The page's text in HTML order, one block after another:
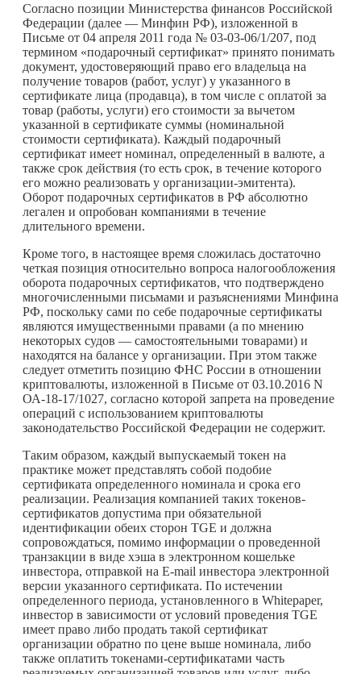
Согласно позиции Министерства финансов Российской
Федерации (далее — Минфин РФ), изложенной в
Письме от 04 апреля 2011 года № 03-03-06/1/207, под
термином «подарочный сертификат» принято понимать
документ, удостоверяющий право его владельца на
получение товаров (работ, услуг) у указанного в
сертификате лица (продавца), в том числе с оплатой за
товар (работы, услуги) его стоимости за вычетом
указанной в сертификате суммы (номинальной
стоимости сертификата). Каждый подарочный
сертификат имеет номинал, определенный в валюте, а
также срок действия (то есть срок, в течение которого
его можно реализовать у организации-эмитента).
Оборот подарочных сертификатов в РФ абсолютно
легален и опробован компаниями в течение
длительного времени.
Кроме того, в настоящее время сложилась достаточно
четкая позиция относительно вопроса налогообложения
оборота подарочных сертификатов, что подтверждено
многочисленными письмами и разъяснениями Минфина
РФ, поскольку сами по себе подарочные сертификаты
являются имущественными правами (а по мнению
некоторых судов — самостоятельными товарами) и
находятся на балансе у организации. При этом также
следует отметить позицию ФНС России в отношении
криптовалюты, изложенной в Письме от 03.10.2016 N
ОА-18-17/1027, согласно которой запрета на проведение
операций с использованием криптовалюты
законодательство Российской Федерации не содержит.
Таким образом, каждый выпускаемый токен на
практике может представлять собой подобие
сертификата определенного номинала и срока его
реализации. Реализация компанией таких токенов-
сертификатов допустима при обязательной
идентификации обеих сторон TGE и должна
сопровождаться, помимо информации о проведенной
транзакции в виде хэша в электронном кошельке
инвестора, отправкой на E-mail инвестора электронной
версии указанного сертификата. По истечении
определенного периода, установленного в Whitepaper,
инвестор в зависимости от условий проведения TGE
имеет право либо продать такой сертификат
организации обратно по цене выше номинала, либо
также оплатить токенами-сертификатами часть